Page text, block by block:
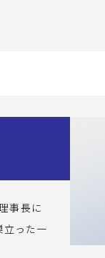
事長に
立った一